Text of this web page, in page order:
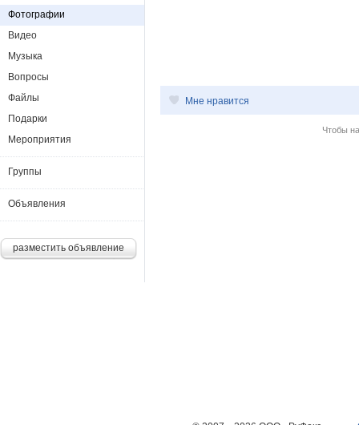
Мне нравится
Чтобы
Фотографии
Видео
Музыка
Вопросы
Файлы
Подарки
Мероприятия
Группы
Объявления
разместить объявление